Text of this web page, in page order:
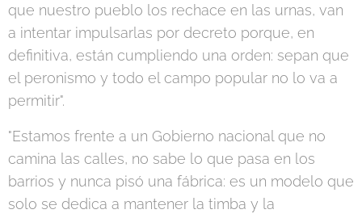
que nuestro pueblo los rechace en las urnas, van
a intentar impulsarlas por decreto porque, en
definitiva, están cumpliendo una orden: sepan que
el peronismo y todo el campo popular no lo va a
permitir".
"Estamos frente a un Gobierno nacional que no
camina las calles, no sabe lo que pasa en los
barrios y nunca pisó una fábrica: es un modelo que
solo se dedica a mantener la timba y la